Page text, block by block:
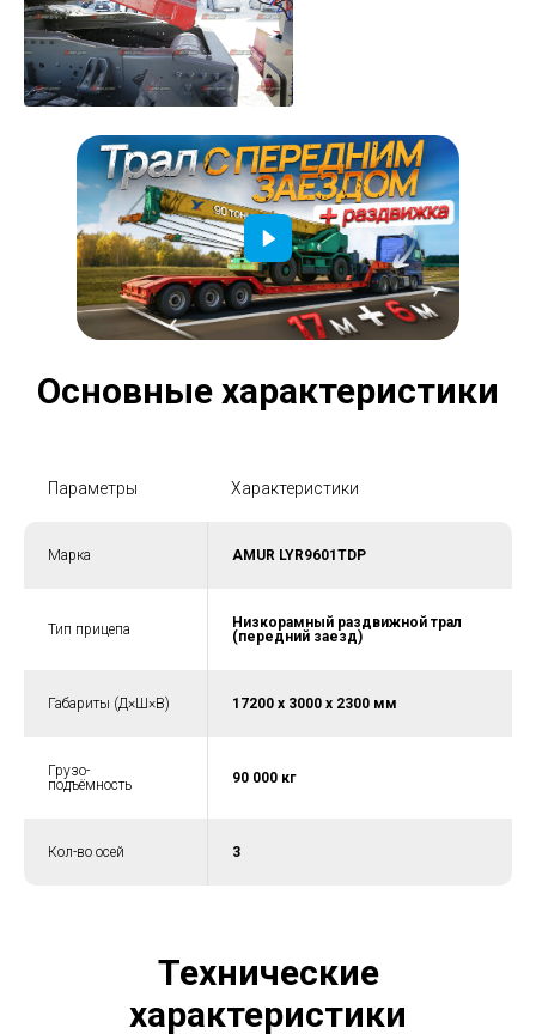
Основные характеристики
Параметры Характеристики
Марка AMUR LYR9601TDP
Тип прицепа
Низкорамный раздвижной трал
(передний заезд)
Габариты (Д×Ш×В) 17200 х 3000 х 2300 мм
Грузо-
подъёмность
90 000 кг
Кол-во осей 3
Технические
характеристики